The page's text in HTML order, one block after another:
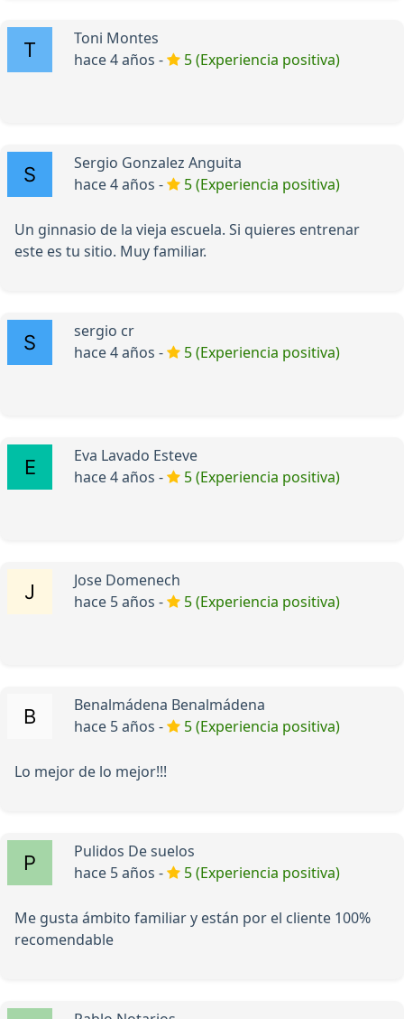
Toni Montes
hace 4 años -
5 (Experiencia positiva)
Sergio Gonzalez Anguita
hace 4 años -
5 (Experiencia positiva)
Un ginnasio de la vieja escuela. Si quieres entrenar
este es tu sitio. Muy familiar.
sergio cr
hace 4 años -
5 (Experiencia positiva)
Eva Lavado Esteve
hace 4 años -
5 (Experiencia positiva)
Jose Domenech
hace 5 años -
5 (Experiencia positiva)
Benalmádena Benalmádena
hace 5 años -
5 (Experiencia positiva)
Lo mejor de lo mejor!!!
Pulidos De suelos
hace 5 años -
5 (Experiencia positiva)
Me gusta ámbito familiar y están por el cliente 100%
recomendable